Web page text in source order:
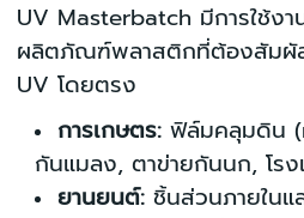
UV Masterbatch มีการใช้งา
ผลิตภัณฑ์พลาสติกที่ต้องสัมผั
UV โดยตรง
การเกษตร: ฟิล์มคลุมดิน
กันแมลง, ตาข่ายกันนก, โร
ยานยนต์: ชิ้นส่วนภายในแ